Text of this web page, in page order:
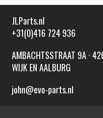
JLParts.nl
+31(0)416 724 936
AMBACHTSSTRAAT 9A ·
WIJK EN AALBURG
john@evo-parts.nl